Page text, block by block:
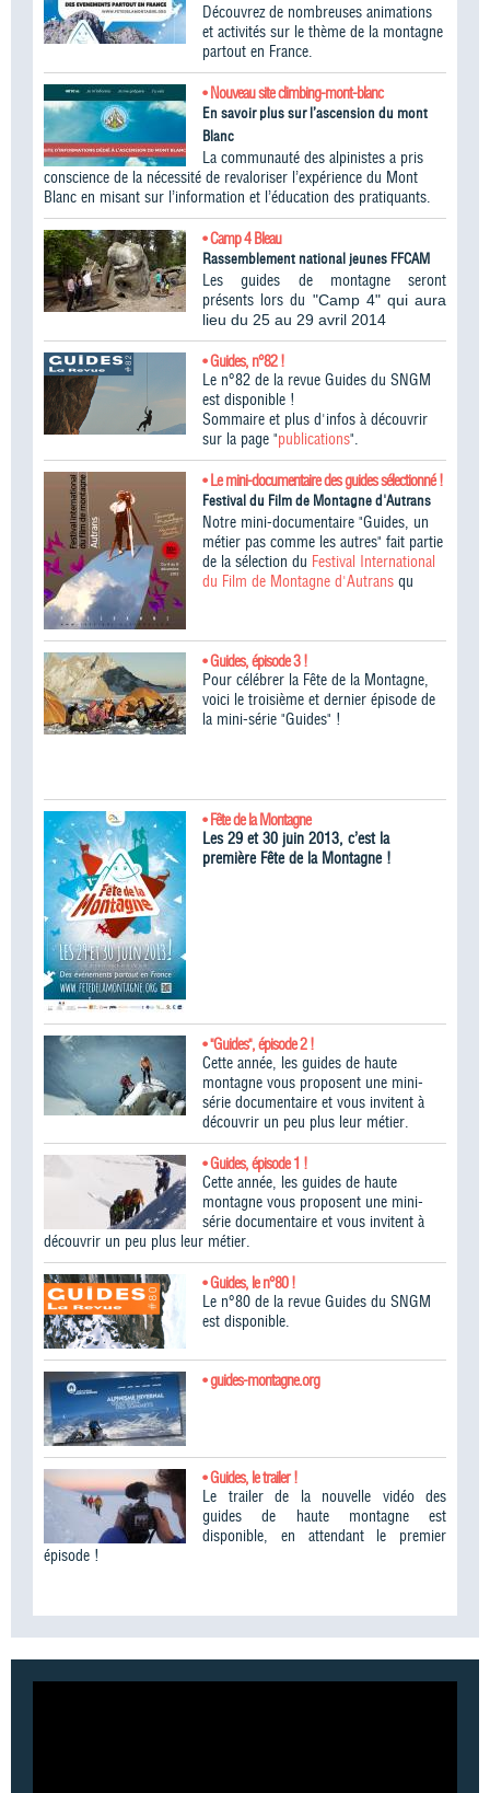
Découvrez de nombreuses animations
et activités sur le thème de la montagne
partout en France.
• Nouveau site climbing-mont-blanc
En savoir plus sur l’ascension du mont
Blanc
La communauté des alpinistes a pris
conscience de la nécessité de revaloriser l’expérience du Mont
Blanc en misant sur l’information et l’éducation des pratiquants.
• Camp 4 Bleau
Rassemblement national jeunes FFCAM
Les guides de montagne seront
présents lors du "Camp 4" qui aura
lieu du 25 au 29 avril 2014
• Guides, n°82 !
Le n°82 de la revue Guides du SNGM
est disponible !
Sommaire et plus d'infos à découvrir
sur la page "publications".
• Le mini-documentaire des guides sélectionné !
Festival du Film de Montagne d'Autrans
Notre mini-documentaire "Guides, un
métier pas comme les autres" fait partie
de la sélection du Festival International
du Film de Montagne d'Autrans qu
• Guides, épisode 3 !
Pour célébrer la Fête de la Montagne,
voici le troisième et dernier épisode de
la mini-série "Guides" !
• Fête de la Montagne
Les 29 et 30 juin 2013, c’est la
première Fête de la Montagne !
• "Guides", épisode 2 !
Cette année, les guides de haute
montagne vous proposent une mini-
série documentaire et vous invitent à
découvrir un peu plus leur métier.
• Guides, épisode 1 !
Cette année, les guides de haute
montagne vous proposent une mini-
série documentaire et vous invitent à
découvrir un peu plus leur métier.
• Guides, le n°80 !
Le n°80 de la revue Guides du SNGM
est disponible.
• guides-montagne.org
• Guides, le trailer !
Le trailer de la nouvelle vidéo des
guides de haute montagne est
disponible, en attendant le premier
épisode !